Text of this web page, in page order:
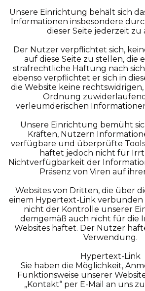
Unsere Einrichtung behält sich
Informationen insbesondere
dieser Seite jederzeit zu
Der Nutzer verpflichtet sich,
auf diese Seite zu stellen, die
strafrechtliche Haftung nach
ebenso verpflichtet er sich in
die Website keine
Ordnung
verleumderischen
Unsere Einrichtung bemüht
Kräften, Nutzern
verfügbare und überprüfte
haftet jedoch nicht für
Nichtverfügbarkeit der
Präsenz von Viren auf
Websites von Dritten, die über
einem Hypertext-Link verbunden
nicht der Kontrolle unserer
demgemäß auch nicht für die
Websites haftet. Der Nutzer
Verwendung.
Hypertext-Link
Sie haben die Möglichkeit,
Funktionsweise unserer
„Kontakt“ per E-Mail an uns